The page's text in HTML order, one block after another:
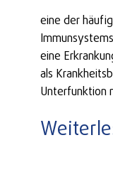
eine der
eine
als
Unterfunktion